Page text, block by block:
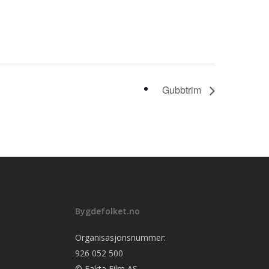
Gubbtrim
Bygdefolket.no
Organisasjonsnummer:
926 052 500